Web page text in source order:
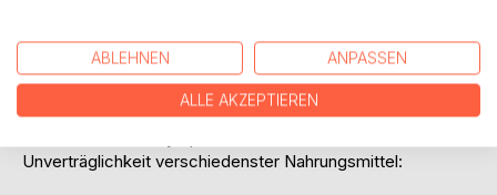
und Lösungen für den Menschen, der durch seine täglichen
Mahlzeiten energielos, träge und vielleicht sogar krank
geworden ist.
Unverträglichkeit verschiedenster Nahrungsmittel:
ABLEHNEN ANPASSEN
ALLE AKZEPTIEREN